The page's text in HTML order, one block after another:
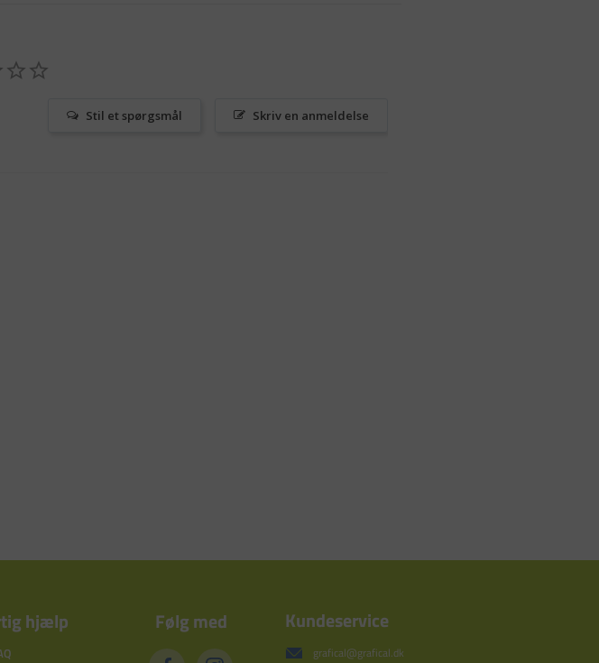
Skriv en anmeldelse
Stil et spørgsmål
hjælp Følg med Kundeservice
grafical@grafical.dk